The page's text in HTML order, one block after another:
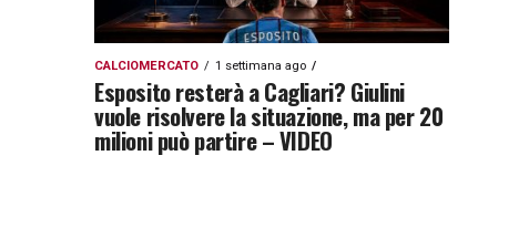
CALCIOMERCATO 1 settimana ago
Esposito resterà a Cagliari? Giulini
vuole risolvere la situazione, ma per 20
milioni può partire – VIDEO